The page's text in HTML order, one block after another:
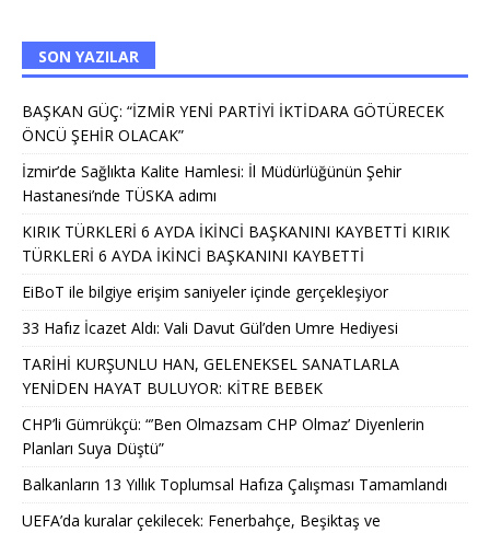
SON YAZILAR
BAŞKAN GÜÇ: “İZMİR YENİ PARTİYİ İKTİDARA GÖTÜRECEK
ÖNCÜ ŞEHİR OLACAK”
İzmir’de Sağlıkta Kalite Hamlesi: İl Müdürlüğünün Şehir
Hastanesi’nde TÜSKA adımı
KIRIK TÜRKLERİ 6 AYDA İKİNCİ BAŞKANINI KAYBETTİ KIRIK
TÜRKLERİ 6 AYDA İKİNCİ BAŞKANINI KAYBETTİ
EiBoT ile bilgiye erişim saniyeler içinde gerçekleşiyor
33 Hafız İcazet Aldı: Vali Davut Gül’den Umre Hediyesi
TARİHİ KURŞUNLU HAN, GELENEKSEL SANATLARLA
YENİDEN HAYAT BULUYOR: KİTRE BEBEK
CHP’li Gümrükçü: “’Ben Olmazsam CHP Olmaz’ Diyenlerin
Planları Suya Düştü”
Balkanların 13 Yıllık Toplumsal Hafıza Çalışması Tamamlandı
UEFA’da kuralar çekilecek: Fenerbahçe, Beşiktaş ve